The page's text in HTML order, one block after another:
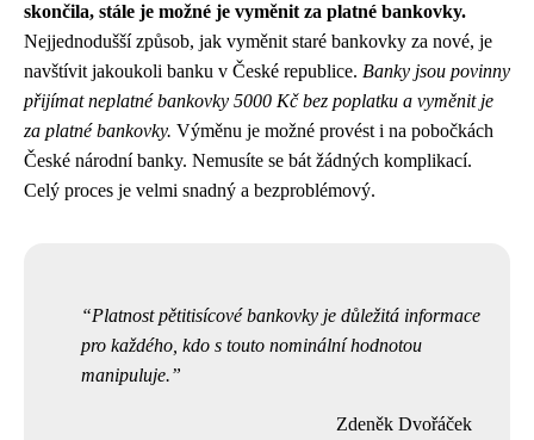
skončila, stále je možné je vyměnit za platné bankovky.
Nejjednodušší způsob, jak vyměnit staré bankovky za nové, je
navštívit jakoukoli banku v České republice. Banky jsou povinny
přijímat neplatné bankovky 5000 Kč bez poplatku a vyměnit je
za platné bankovky. Výměnu je možné provést i na pobočkách
České národní banky. Nemusíte se bát žádných komplikací.
Celý proces je velmi snadný a bezproblémový.
Platnost pětitisícové bankovky je důležitá informace
pro každého, kdo s touto nominální hodnotou
manipuluje.
Zdeněk Dvořáček